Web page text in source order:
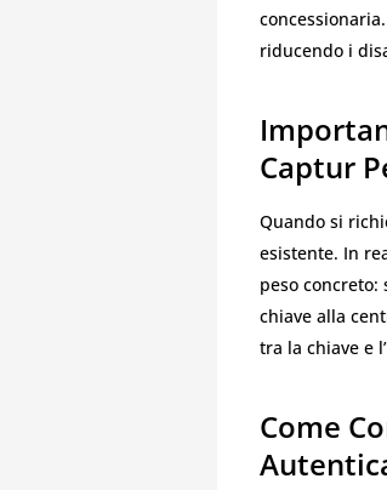
riducendo i
Captur
Quando si
esistente. In
peso
chiave alla
tra la chiave e
Come